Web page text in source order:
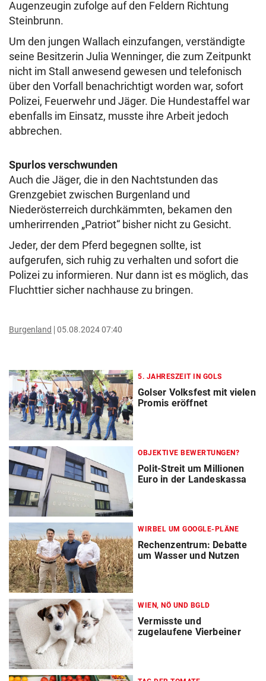
Augenzeugin zufolge auf den Feldern Richtung
Steinbrunn.
Um den jungen Wallach einzufangen, verständigte
seine Besitzerin Julia Wenninger, die zum Zeitpunkt
nicht im Stall anwesend gewesen und telefonisch
über den Vorfall benachrichtigt worden war, sofort
Polizei, Feuerwehr und Jäger. Die Hundestaffel war
ebenfalls im Einsatz, musste ihre Arbeit jedoch
abbrechen.
Spurlos verschwunden
Auch die Jäger, die in den Nachtstunden das
Grenzgebiet zwischen Burgenland und
Niederösterreich durchkämmten, bekamen den
umherirrenden „Patriot“ bisher nicht zu Gesicht.
Jeder, der dem Pferd begegnen sollte, ist
aufgerufen, sich ruhig zu verhalten und sofort die
Polizei zu informieren. Nur dann ist es möglich, das
Fluchttier sicher nachhause zu bringen.
Burgenland 05.08.2024 07:40
5. JAHRESZEIT IN GOLS
Golser Volksfest mit vielen
Promis eröffnet
OBJEKTIVE BEWERTUNGEN?
Polit-Streit um Millionen
Euro in der Landeskassa
WIRBEL UM GOOGLE-PLÄNE
Rechenzentrum: Debatte
um Wasser und Nutzen
WIEN, NÖ UND BGLD
Vermisste und
zugelaufene Vierbeiner